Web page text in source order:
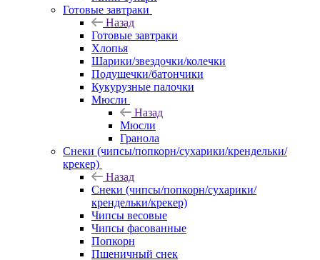
Готовые завтраки
Назад
Готовые завтраки
Хлопья
Шарики/звездочки/колечки
Подушечки/батончики
Кукурузные палочки
Мюсли
Назад
Мюсли
Гранола
Снеки (чипсы/попкорн/сухарики/крендельки/
крекер)
Назад
Снеки (чипсы/попкорн/сухарики/
крендельки/крекер)
Чипсы весовые
Чипсы фасованные
Попкорн
Пшеничный снек